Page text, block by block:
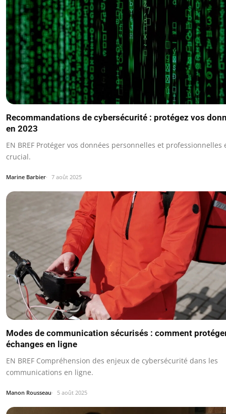
Recommandations de cybersécurité : protégez vos
en 2023
EN BREF Protéger vos données personnelles et professionnelles
crucial.
Marine Barbier 7 août 2025
Modes de communication sécurisés : comment
échanges en ligne
EN BREF Compréhension des enjeux de cybersécurité dans les
communications en ligne.
Manon Rousseau 5 août 2025